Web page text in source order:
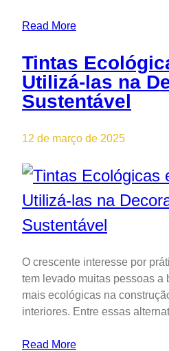
Read More
Tintas
Utilizá-las na
Sustentável
12 de março de 2025
O crescente interesse por
tem levado muitas pessoas a
mais ecológicas na
interiores. Entre essas
Read More